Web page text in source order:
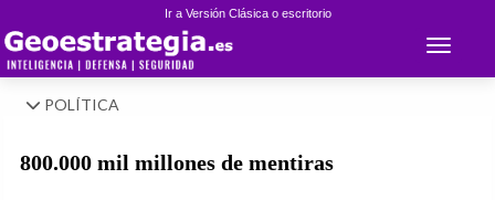
Ir a Versión Clásica o escritorio
Toggle
POLÍTICA
800.000 mil millones de mentiras